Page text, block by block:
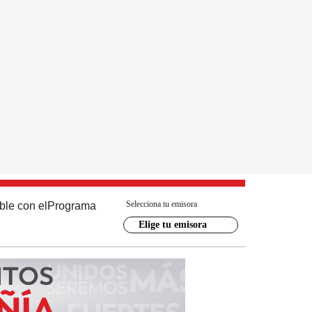
con el Programa Selecciona tu emisora
Elige tu emisora